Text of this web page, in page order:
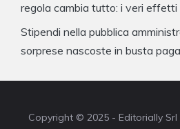
regola cambia tutto: i veri effetti
Stipendi nella pubblica
sorprese nascoste in busta paga
Copyright © 2025 - Editorially Srl